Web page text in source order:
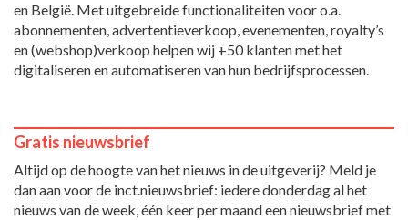
en België. Met uitgebreide functionaliteiten voor o.a.
abonnementen, advertentieverkoop, evenementen, royalty’s
en (webshop)verkoop helpen wij +50 klanten met het
digitaliseren en automatiseren van hun bedrijfsprocessen.
Gratis nieuwsbrief
Altijd op de hoogte van het nieuws in de uitgeverij? Meld je
dan aan voor de inct.nieuwsbrief: iedere donderdag al het
nieuws van de week, één keer per maand een nieuwsbrief met